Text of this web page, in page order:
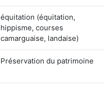
équitation (équitation,
hippisme, courses
camarguaise, landaise)
Préservation du patrimoine